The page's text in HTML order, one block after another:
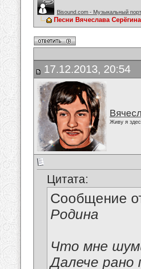
Bisound.com - Музыкальный
Песни Вячеслава Серёгина
17.12.2013, 20:54
Живу я
Цитата:
Сообщение
Родина
Что мне
Далече рано